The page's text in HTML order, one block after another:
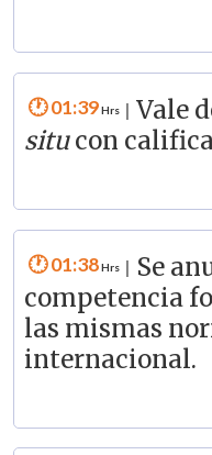
01:39 Vale
situcon
01:38
Se
competencia
las mismas
internacional.